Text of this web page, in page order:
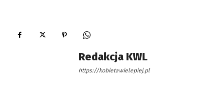
Redakcja KWL
https://kobietawielepiej.pl